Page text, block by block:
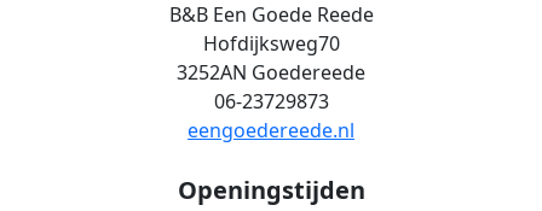
B&B Een Goede Reede
Hofdijksweg70
3252AN Goedereede
06-23729873
eengoedereede.nl
Openingstijden